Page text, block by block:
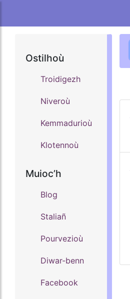
Ostilhoù
Troidigezh
Niveroù
Kemmadurioù
Klotennoù
Muiocʼh
Blog
Staliañ
Pourvezioù
Diwar-benn
Facebook